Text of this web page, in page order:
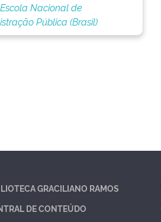
Escola Nacional de
Pública (Brasil)
GRACILIANO RAMOS
DE CONTEÚDO